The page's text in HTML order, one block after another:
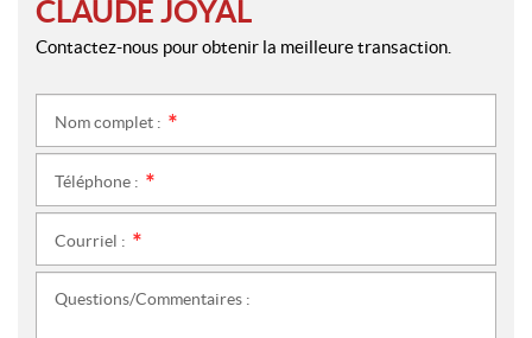
CLAUDE JOYAL
Contactez-nous pour obtenir la meilleure transaction.
Nom complet :
Téléphone :
Courriel :
Questions/Commentaires :